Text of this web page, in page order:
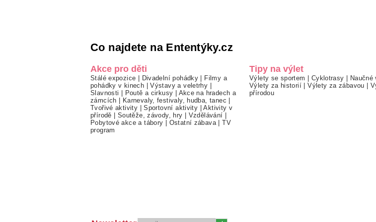
Co najdete na Ententýky.cz
Akce pro děti
Stálé expozice | Divadelní pohádky | Filmy a
pohádky v kinech |Výstavy a veletrhy |
Slavnosti | Poutě a cirkusy | Akce na hradech a
zámcích | Karnevaly, festivaly, hudba, tanec |
Tvořivé aktivity |Sportovní aktivity |Aktivity v
přírodě | Soutěže, závody, hry | Vzdělávání |
Pobytové akce a tábory | Ostatní zábava |TV
program
Tipy na výlet
Výlety se sportem | Cyklotrasy | Naučné
Výlety za historií |Výlety za zábavou |
přírodou